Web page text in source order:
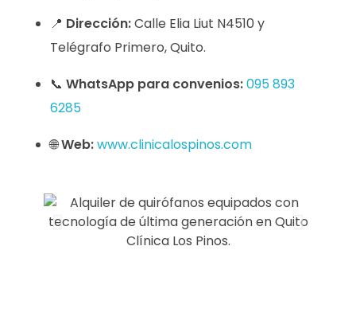
📍 Dirección:Calle Elia Liut N4510 y
Telégrafo Primero, Quito.
📞 WhatsApp para convenios:095 893
6285
🌐Web:www.clinicalospinos.com